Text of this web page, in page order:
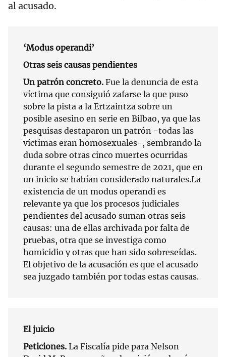
al acusado.
‘Modus operandi’
Otras seis causas pendientes
Un patrón concreto. Fue la denuncia de esta
víctima que consiguió zafarse la que puso
sobre la pista a la Ertzaintza sobre un
posible asesino en serie en Bilbao, ya que las
pesquisas destaparon un patrón -todas las
víctimas eran homosexuales-, sembrando la
duda sobre otras cinco muertes ocurridas
durante el segundo semestre de 2021, que en
un inicio se habían considerado naturales.La
existencia de un modus operandi es
relevante ya que los procesos judiciales
pendientes del acusado suman otras seis
causas: una de ellas archivada por falta de
pruebas, otra que se investiga como
homicidio y otras que han sido sobreseídas.
El objetivo de la acusación es que el acusado
sea juzgado también por todas estas causas.
El juicio
Peticiones. La Fiscalía pide para Nelson